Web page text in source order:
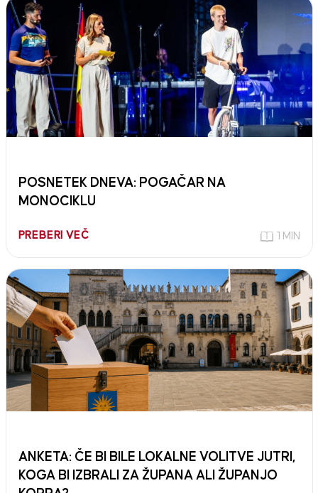
POSNETEK DNEVA: POGAČAR NA
MONOCIKLU
PREBERI VEČ 1 MIN
ANKETA: ČE BI BILE LOKALNE VOLITVE JUTRI,
KOGA BI IZBRALI ZA ŽUPANA ALI ŽUPANJO